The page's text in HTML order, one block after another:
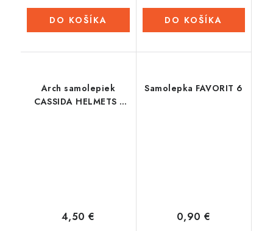
DO KOŠÍKA DO KOŠÍKA
Arch samolepiek
CASSIDA HELMETS -
4,50 €
Samolepka FAVORIT 6
0,90 €